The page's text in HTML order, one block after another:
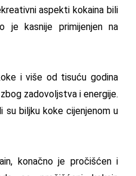
aspekti kokaina bili
je kasnije primijenjen na
i više od tisuću godina
zadovoljstva i energije.
su biljku koke cijenjenom u
konačno je pročišćen i